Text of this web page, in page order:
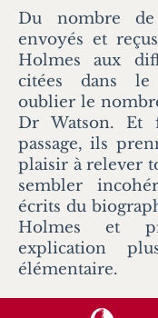
Du nombre de
envoyés et
Holmes aux
citées dans le
oublier le
Dr Watson. Et
passage, ils
plaisir à relever
sembler
écrits du
Holmes et
explication
élémentaire.